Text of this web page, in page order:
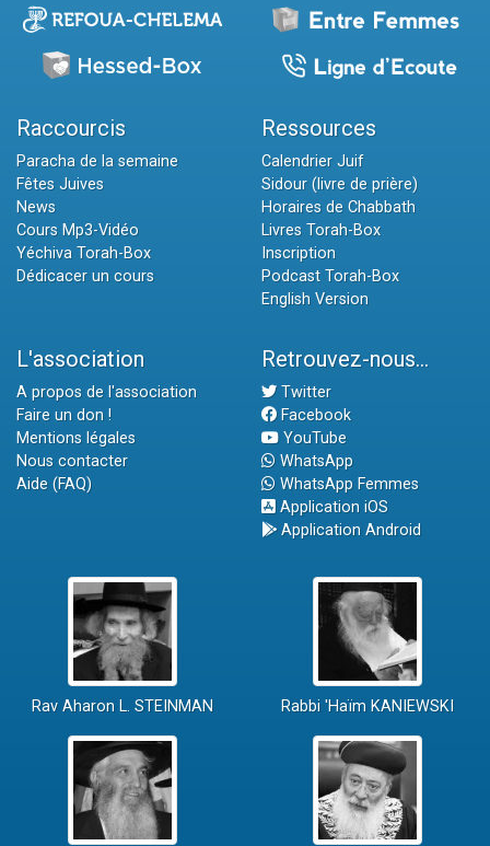
Raccourcis
Paracha de la semaine
Fêtes Juives
News
Cours Mp3-Vidéo
Yéchiva Torah-Box
Dédicacer un cours
Ressources
Calendrier Juif
Sidour (livre de prière)
Horaires de Chabbath
Livres Torah-Box
Inscription
Podcast Torah-Box
English Version
L'association
A propos de l'association
Faire un don !
Mentions légales
Nous contacter
Aide (FAQ)
Retrouvez-nous...
Twitter
Facebook
YouTube
WhatsApp
WhatsApp Femmes
Application iOS
Application Android
Rav Aharon L. STEINMAN Rabbi 'Haïm KANIEWSKI